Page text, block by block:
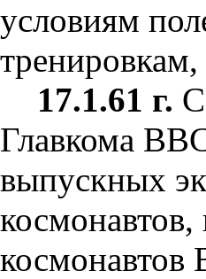
условиям
тренировкам,
17.1.61 г.
Главкома
выпускных